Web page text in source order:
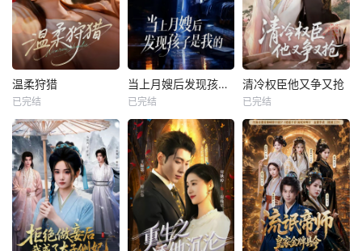
温柔狩猎
已完结
当上月嫂后发现孩子是我的
已完结
清冷权臣他又争又抢
已完结